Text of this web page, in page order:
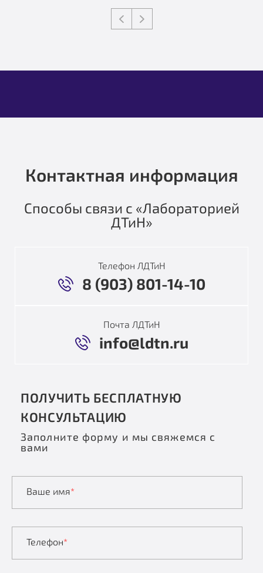
Контактная информация
Способы связи с «Лабораторией
ДТиН»
Телефон ЛДТиН
8 (903) 801-14-10
Почта ЛДТиН
info@ldtn.ru
ПОЛУЧИТЬ БЕСПЛАТНУЮ
КОНСУЛЬТАЦИЮ
Заполните форму и мы свяжемся с
вами
Ваше имя*
Телефон*